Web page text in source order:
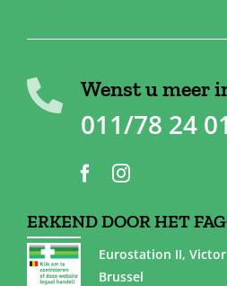
Wenst u meer
011/78 24 01
ERKEND DOOR HET
Eurostation II,
Brussel